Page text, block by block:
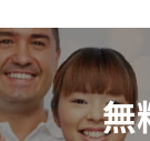
無